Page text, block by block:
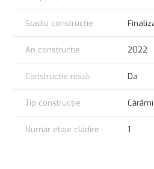
Stadiu construcție
An construcție 2022
Construcție nouă Da
Tip construcție
Număr etaje clădire 1